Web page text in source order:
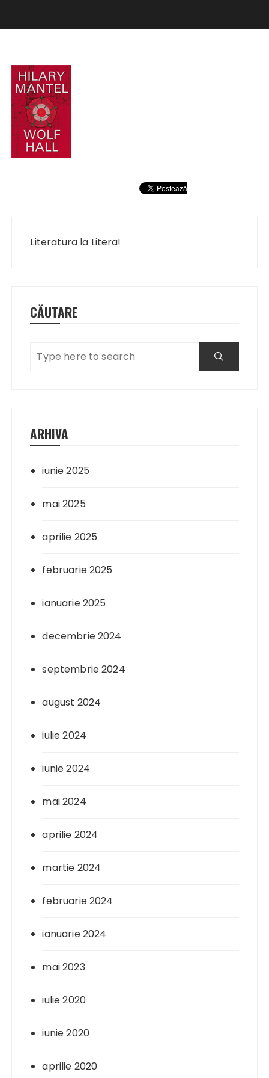
Literatura la Litera!
CĂUTARE
ARHIVA
iunie 2025
mai 2025
aprilie 2025
februarie 2025
ianuarie 2025
decembrie 2024
septembrie 2024
august 2024
iulie 2024
iunie 2024
mai 2024
aprilie 2024
martie 2024
februarie 2024
ianuarie 2024
mai 2023
iulie 2020
iunie 2020
aprilie 2020